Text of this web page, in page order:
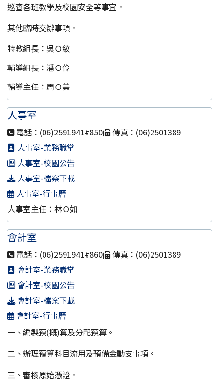
巡查各班教學及校園安全等事宜。
其他臨時交辦事項。
特教組長：吳Ｏ紋
輔導組長：潘Ｏ伶
輔導主任：周Ｏ美
人事室
電話：(06)2591941#850
傳真：(06)2501389
人事室-業務職掌
人事室-校園公告
人事室-檔案下載
人事室-行事曆
人事室主任：林Ｏ如
會計室
電話：(06)2591941#860
傳真：(06)2501389
會計室-業務職掌
會計室-校園公告
會計室-檔案下載
會計室-行事曆
一、編製預(概)算及分配預算。
二、辦理預算科目流用及預備金動支事項。
三、審核原始憑證。